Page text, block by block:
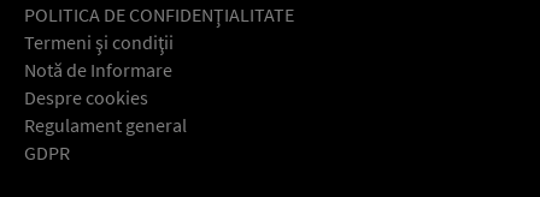
POLITICA DE CONFIDENŢIALITATE
Termeni şi condiţii
Notă de Informare
Despre cookies
Regulament general
GDPR